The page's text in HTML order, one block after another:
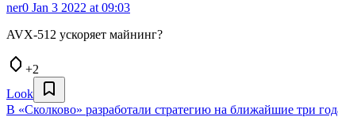
ner0 Jan 3 2022 at 09:03
AVX-512 ускоряет майнинг?
+2
Look
В «Сколково» разработали стратегию на ближайшие три